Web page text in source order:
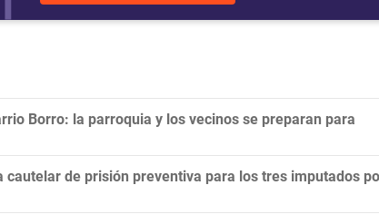
Borro: la parroquia y los vecinos se preparan para
de prisión preventiva para los tres imputados